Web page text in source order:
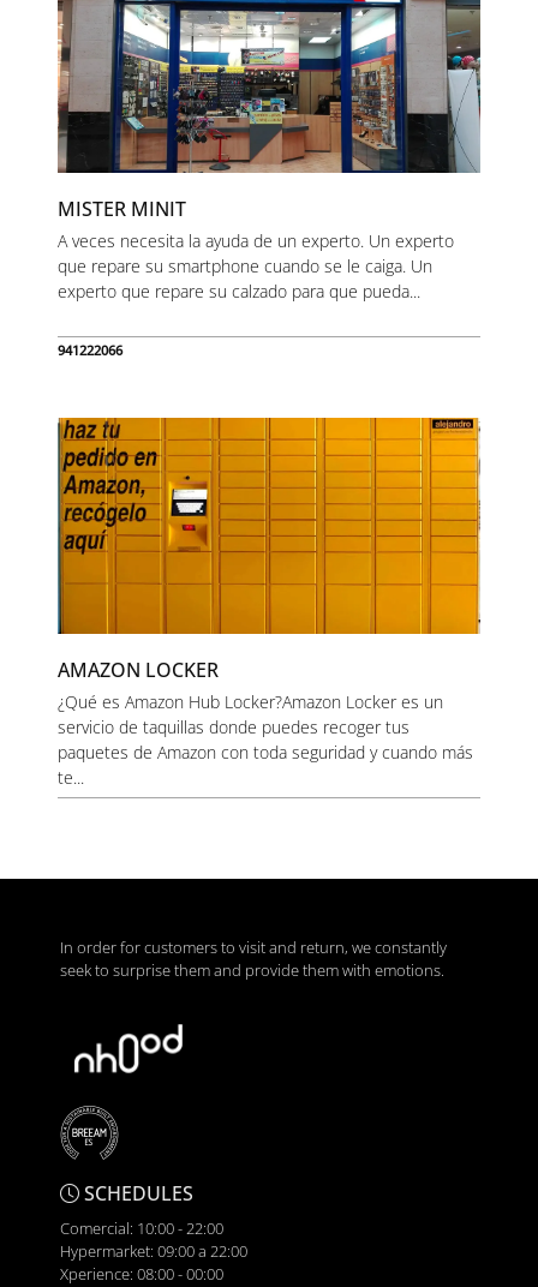
MISTER MINIT
A veces necesita la ayuda de un experto. Un experto
que repare su smartphone cuando se le caiga. Un
experto que repare su calzado para que pueda...
941222066
AMAZON LOCKER
¿Qué es Amazon Hub Locker?Amazon Locker es un
servicio de taquillas donde puedes recoger tus
paquetes de Amazon con toda seguridad y cuando más
te...
In order for customers to visit and return, we constantly
seek to surprise them and provide them with emotions.
SCHEDULES
Comercial: 10:00 - 22:00
Hypermarket: 09:00 a 22:00
Xperience: 08:00 - 00:00